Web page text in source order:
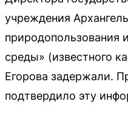
учреждения
среды» (известного
Егорова задержали.
подтвердило эту